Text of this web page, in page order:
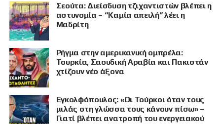
Σεούτα: Διείσδυση τζιχαντιστών βλέπει η
αστυνομία – “Καμία απειλή” λέει η
Μαδρίτη
Ρήγμα στην αμερικανική ομπρέλα:
Τουρκία, Σαουδική Αραβία και Πακιστάν
χτίζουν νέο άξονα
Εγκολφόπουλος: «Οι Τούρκοι όταν τους
μιλάς στη γλώσσα τους κάνουν πίσω» –
Γιατί βλέπει ανατροπή του ενεργειακού